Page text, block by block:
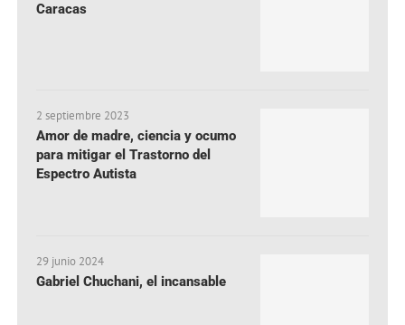
Caracas
2 septiembre 2023
Amor de madre, ciencia y ocumo
para mitigar el Trastorno del
Espectro Autista
29 junio 2024
Gabriel Chuchani, el incansable